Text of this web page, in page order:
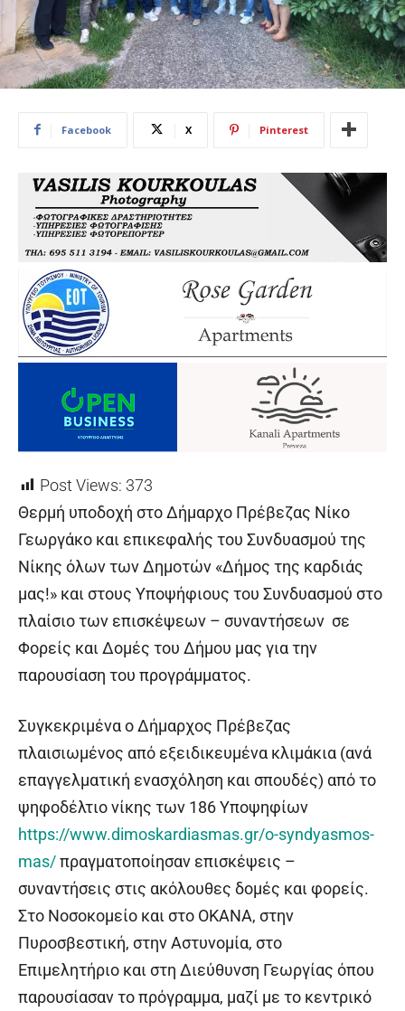
Facebook X Pinterest
Post Views: 373
Θερμή υποδοχή στο Δήμαρχο Πρέβεζας Νίκο
Γεωργάκο και επικεφαλής του Συνδυασμού της
Νίκης όλων των Δημοτών «Δήμος της καρδιάς
μας!» και στους Υποψήφιους του Συνδυασμού στο
πλαίσιο των επισκέψεων – συναντήσεων σε
Φορείς και Δομές του Δήμου μας για την
παρουσίαση του προγράμματος.
Συγκεκριμένα ο Δήμαρχος Πρέβεζας
πλαισιωμένος από εξειδικευμένα κλιμάκια (ανά
επαγγελματική ενασχόληση και σπουδές) από το
ψηφοδέλτιο νίκης των 186 Υποψηφίων
https://www.dimoskardiasmas.gr/o-syndyasmos-
mas/πραγματοποίησαν επισκέψεις –
συναντήσεις στις ακόλουθες δομές και φορείς.
Στο Νοσοκομείο και στο ΟΚΑΝΑ, στην
Πυροσβεστική, στην Αστυνομία, στο
Επιμελητήριο και στη Διεύθυνση Γεωργίας όπου
παρουσίασαν το πρόγραμμα, μαζί με το κεντρικό